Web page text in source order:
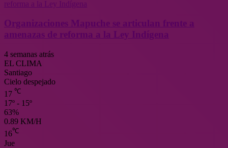
Organizaciones Mapuche se articulan frente a
amenazas de reforma a la Ley Indígena
4 semanas atrás
EL CLIMA
Santiago
Cielo despejado
17 ℃
17º - 15º
63%
0.89 KM/H
16℃
Jue